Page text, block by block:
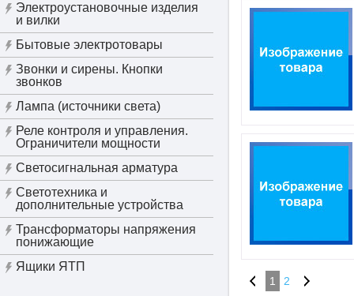
Электроустановочные изделия
и вилки
Бытовые электротовары
Звонки и сирены. Кнопки
звонков
Лампа (источники света)
Реле контроля и управления.
Ограничители мощности
Светосигнальная арматура
Светотехника и
дополнительные устройства
Трансформаторы напряжения
понижающие
Ящики ЯТП
1 2